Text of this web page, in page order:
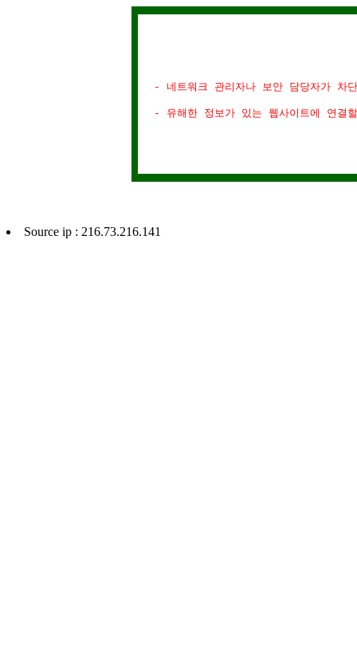
- 네트워크 관리자나 보안 담당자가 차
- 유해한 정보가 있는 웹사이트에 연결
Source ip : 216.73.216.141